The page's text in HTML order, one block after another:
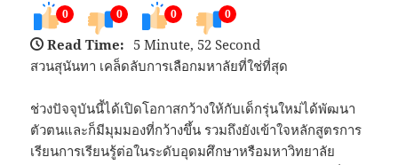
0 0 0 0
Read Time: 5 Minute, 52 Second
สวนสุนันทา เคล็ดลับการเลือกมหาลัยที่ใช่ที่สุด
ช่วงปัจจุบันนี้ได้เปิดโอกาสกว้างให้กับเด็กรุ่นใหม่ได้พัฒนา
ตัวตนและก็มีมุมมองที่กว้างขึ้น รวมถึงยังเข้าใจหลักสูตรการ
เรียนการเรียนรู้ต่อในระดับอุดมศึกษาหรือมหาวิทยาลัย